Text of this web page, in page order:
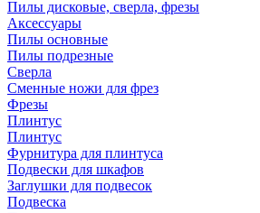
Пилы дисковые, сверла, фрезы
Аксессуары
Пилы основные
Пилы подрезные
Сверла
Сменные ножи для фрез
Фрезы
Плинтус
Плинтус
Фурнитура для плинтуса
Подвески для шкафов
Заглушки для подвесок
Подвеска